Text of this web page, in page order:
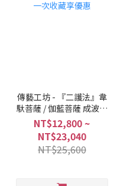
傳藝工坊 - 『二護法』韋
馱菩薩 / 伽藍菩薩 成波老
師作品 一次收藏享優惠
NT$12,800 ~
NT$23,040
NT$25,600